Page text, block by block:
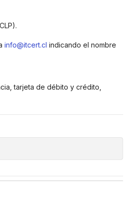
info@itcert.cl indicando el nombre
tarjeta de débito y crédito,